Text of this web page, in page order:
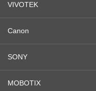
VIVOTEK
Canon
SONY
MOBOTIX